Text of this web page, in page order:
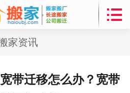
 
家资讯
带迁移怎么办？宽带